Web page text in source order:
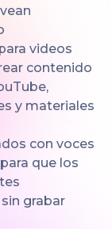
videos
contenido
y materiales
con voces
que los
grabar